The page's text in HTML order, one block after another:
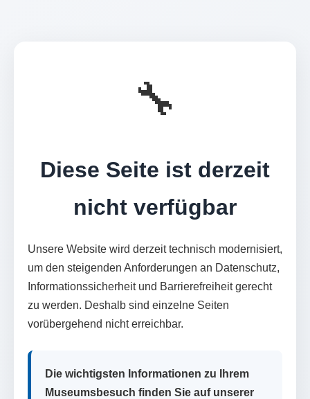
🔧
Diese Seite ist derzeit
nicht verfügbar
Unsere Website wird derzeit technisch modernisiert,
um den steigenden Anforderungen an Datenschutz,
Informationssicherheit und Barrierefreiheit gerecht
zu werden. Deshalb sind einzelne Seiten
vorübergehend nicht erreichbar.
Die wichtigsten Informationen zu Ihrem
Museumsbesuch finden Sie auf unserer